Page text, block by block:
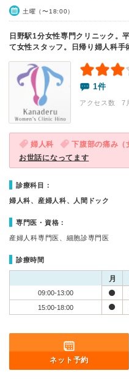
土曜（〜18:00）
日野駅1分女性専門クリニック。
て女性スタッフ。日帰り婦人科手
1件
アクセス数 7
婦人科 下腹部の痛み（
お世話になってます
診療科目：
婦人科、産婦人科、人間ドック
専門医・資格：
産婦人科専門医、細胞診専門医
診療時間
月
09:00-13:00
15:00-18:00
ネット予約